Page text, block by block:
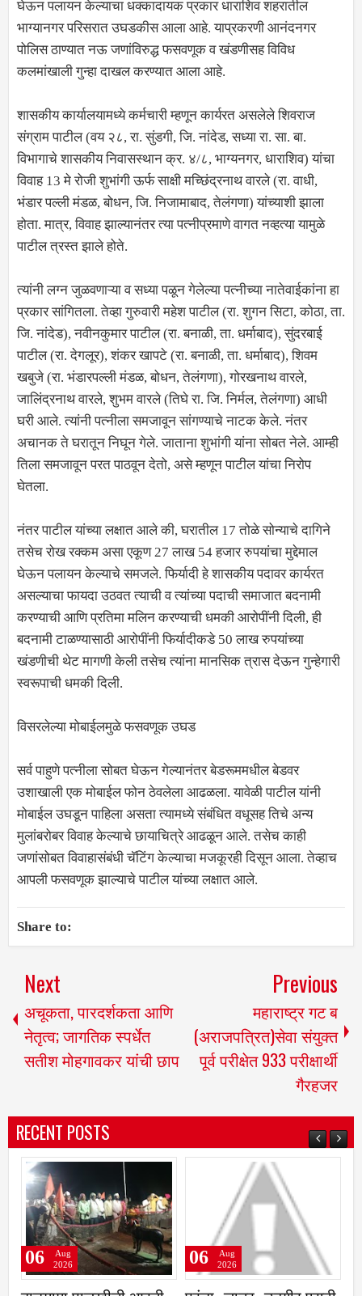
घेऊन पलायन केल्याचा धक्कादायक प्रकार धाराशिव शहरातील
भाग्यानगर परिसरात उघडकीस आला आहे. याप्रकरणी आनंदनगर
पोलिस ठाण्यात नऊ जणांविरुद्ध फसवणूक व खंडणीसह विविध
कलमांखाली गुन्हा दाखल करण्यात आला आहे.
शासकीय कार्यालयामध्ये कर्मचारी म्हणून कार्यरत असलेले शिवराज
संग्राम पाटील (वय २८, रा. सुंडगी, जि. नांदेड, सध्या रा. सा. बा.
विभागाचे शासकीय निवासस्थान क्र. ४/८, भाग्यनगर, धाराशिव) यांचा
विवाह 13 मे रोजी शुभांगी ऊर्फ साक्षी मच्छिंद्रनाथ वारले (रा. वाधी,
भंडार पल्ली मंडळ, बोधन, जि. निजामाबाद, तेलंगणा) यांच्याशी झाला
होता. मात्र, विवाह झाल्यानंतर त्या पत्नीप्रमाणे वागत नव्हत्या यामुळे
पाटील त्रस्त झाले होते.
त्यांनी लग्न जुळवणाऱ्या व सध्या पळून गेलेल्या पत्नीच्या नातेवाईकांना हा
प्रकार सांगितला. तेव्हा गुरुवारी महेश पाटील (रा. शुगन सिटा, कोठा, ता.
जि. नांदेड), नवीनकुमार पाटील (रा. बनाळी, ता. धर्माबाद), सुंदरबाई
पाटील (रा. देगलूर), शंकर खापटे (रा. बनाळी, ता. धर्माबाद), शिवम
खबुजे (रा. भंडारपल्ली मंडळ, बोधन, तेलंगणा), गोरखनाथ वारले,
जालिंद्रनाथ वारले, शुभम वारले (तिघे रा. जि. निर्मल, तेलंगणा) आधी
घरी आले. त्यांनी पत्नीला समजावून सांगण्याचे नाटक केले. नंतर
अचानक ते घरातून निघून गेले. जाताना शुभांगी यांना सोबत नेले. आम्ही
तिला समजावून परत पाठवून देतो, असे म्हणून पाटील यांचा निरोप
घेतला.
नंतर पाटील यांच्या लक्षात आले की, घरातील 17 तोळे सोन्याचे दागिने
तसेच रोख रक्कम असा एकूण 27 लाख 54 हजार रुपयांचा मुद्देमाल
घेऊन पलायन केल्याचे समजले. फिर्यादी हे शासकीय पदावर कार्यरत
असल्याचा फायदा उठवत त्याची व त्यांच्या पदाची समाजात बदनामी
करण्याची आणि प्रतिमा मलिन करण्याची धमकी आरोपींनी दिली, ही
बदनामी टाळण्यासाठी आरोपींनी फिर्यादीकडे 50 लाख रुपयांच्या
खंडणीची थेट मागणी केली तसेच त्यांना मानसिक त्रास देऊन गुन्हेगारी
स्वरूपाची धमकी दिली.
विसरलेल्या मोबाईलमुळे फसवणूक उघड
सर्व पाहुणे पत्नीला सोबत घेऊन गेल्यानंतर बेडरूममधील बेडवर
उशाखाली एक मोबाईल फोन ठेवलेला आढळला. यावेळी पाटील यांनी
मोबाईल उघडून पाहिला असता त्यामध्ये संबंधित वधूसह तिचे अन्य
मुलांबरोबर विवाह केल्याचे छायाचित्रे आढळून आले. तसेच काही
जणांसोबत विवाहासंबंधी चॅटिंग केल्याचा मजकूरही दिसून आला. तेव्हाच
आपली फसवणूक झाल्याचे पाटील यांच्या लक्षात आले.
Share to:
Next
अचूकता, पारदर्शकता आणि
नेतृत्व; जागतिक स्पर्धेत
सतीश मोहगावकर यांची छाप
Previous
महाराष्ट्र गट ब
(अराजपत्रित)सेवा संयुक्त
पूर्व परीक्षेत 933 परीक्षार्थी
गैरहजर
RECENT POSTS
06
Aug
2026
06
Aug
2026